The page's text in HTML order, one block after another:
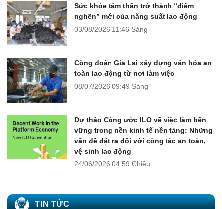
Sức khỏe tâm thần trở thành “điểm
nghẽn” mới của năng suất lao động
03/08/2026 11:46 Sáng
Công đoàn Gia Lai xây dựng văn hóa an
toàn lao động từ nơi làm việc
08/07/2026 09:49 Sáng
Dự thảo Công ước ILO về việc làm bền
vững trong nền kinh tế nền tảng: Những
vấn đề đặt ra đối với công tác an toàn,
vệ sinh lao động
24/06/2026 04:59 Chiều
TIN TỨC